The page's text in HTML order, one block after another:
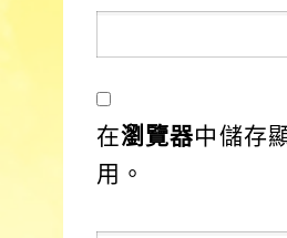
在瀏覽器中儲存
用。